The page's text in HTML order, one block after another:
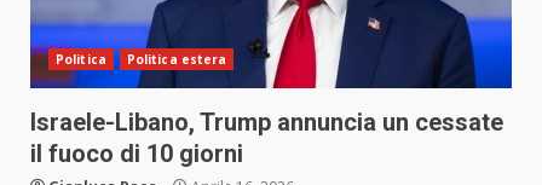
Politica Politica estera
Israele-Libano, Trump annuncia un cessate
il fuoco di 10 giorni